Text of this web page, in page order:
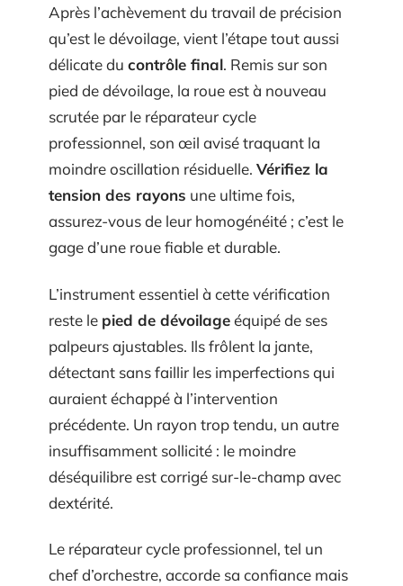
Après l’achèvement du travail de précision
qu’est le dévoilage, vient l’étape tout aussi
délicate du contrôle final. Remis sur son
pied de dévoilage, la roue est à nouveau
scrutée par le réparateur cycle
professionnel, son œil avisé traquant la
moindre oscillation résiduelle. Vérifiez la
tension des rayons une ultime fois,
assurez-vous de leur homogénéité ; c’est le
gage d’une roue fiable et durable.
L’instrument essentiel à cette vérification
reste le pied de dévoilageéquipé de ses
palpeurs ajustables. Ils frôlent la jante,
détectant sans faillir les imperfections qui
auraient échappé à l’intervention
précédente. Un rayon trop tendu, un autre
insuffisamment sollicité : le moindre
déséquilibre est corrigé sur-le-champ avec
dextérité.
Le réparateur cycle professionnel, tel un
chef d’orchestre, accorde sa confiance mais